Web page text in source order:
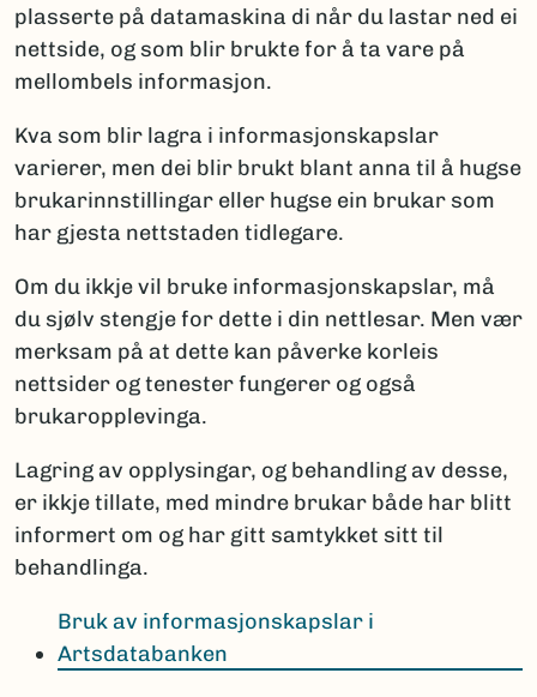
plasserte på datamaskina di når du lastar ned ei
nettside, og som blir brukte for å ta vare på
mellombels informasjon.
Kva som blir lagra i informasjonskapslar
varierer, men dei blir brukt blant anna til å hugse
brukarinnstillingar eller hugse ein brukar som
har gjesta nettstaden tidlegare.
Om du ikkje vil bruke informasjonskapslar, må
du sjølv stengje for dette i din nettlesar. Men vær
merksam på at dette kan påverke korleis
nettsider og tenester fungerer og også
brukaropplevinga.
Lagring av opplysingar, og behandling av desse,
er ikkje tillate, med mindre brukar både har blitt
informert om og har gitt samtykket sitt til
behandlinga.
Bruk av informasjonskapslar i
Artsdatabanken